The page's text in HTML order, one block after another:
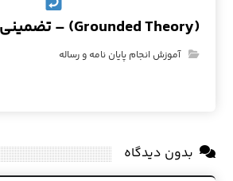
(Grounded Theory) – تضمینی
آموزش انجام پایان نامه و رساله
بدون دیدگاه